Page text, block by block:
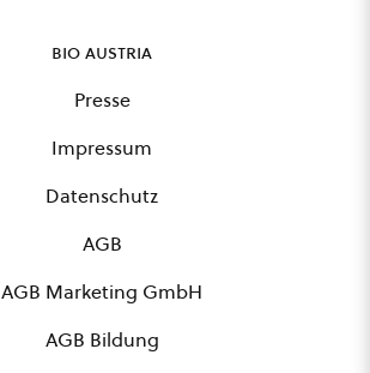
bio austria
Presse
Impressum
Datenschutz
AGB
AGB Marketing GmbH
AGB Bildung